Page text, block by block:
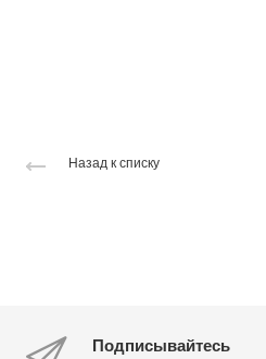
Назад к списку
Подписывайтесь